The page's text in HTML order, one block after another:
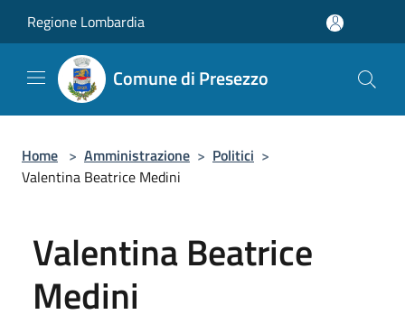
Regione Lombardia
Comune di Presezzo
Home > Amministrazione > Politici >
Valentina Beatrice Medini
Valentina Beatrice
Medini